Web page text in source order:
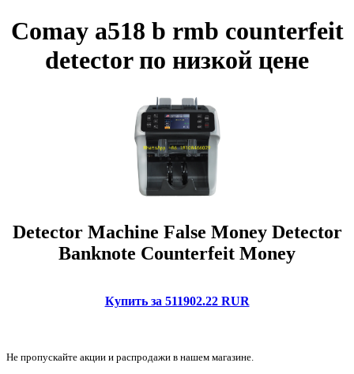
Comay a518 b rmb counterfeit
detector по низкой цене
Detector Machine False Money Detector
Banknote Counterfeit Money
Купить за 511902.22 RUR
Не пропускайте акции и распродажи в нашем магазине.